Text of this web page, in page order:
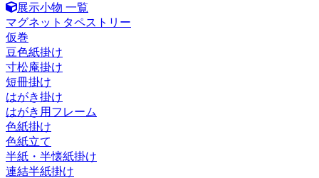
展示小物 一覧
マグネットタペストリー
仮巻
豆色紙掛け
寸松庵掛け
短冊掛け
はがき掛け
はがき用フレーム
色紙掛け
色紙立て
半紙・半懐紙掛け
連結半紙掛け